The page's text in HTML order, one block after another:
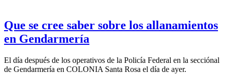
Que se cree saber sobre los allanamientos
en Gendarmería
El día después de los operativos de la Policía Federal en la secciónal
de Gendarmería en COLONIA Santa Rosa el día de ayer.